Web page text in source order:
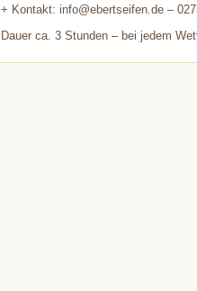
+ Kontakt: info@ebertseifen.de –
Dauer ca. 3 Stunden – bei jedem